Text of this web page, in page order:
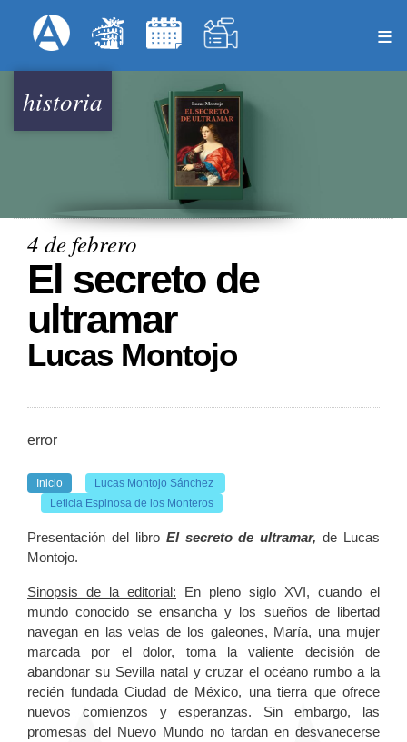
al
principal
Menú Superior
historia
4 de febrero
El secreto de
ultramar
Lucas Montojo
error
Inicio
Lucas Montojo Sánchez
Leticia Espinosa de los Monteros
Presentación del libro El secreto de ultramar, de Lucas
Montojo.
Sinopsis de la editorial: En pleno siglo XVI, cuando el
mundo conocido se ensancha y los sueños de libertad
navegan en las velas de los galeones, María, una mujer
marcada por el dolor, toma la valiente decisión de
abandonar su Sevilla natal y cruzar el océano rumbo a la
recién fundada Ciudad de México, una tierra que ofrece
nuevos comienzos y esperanzas. Sin embargo, las
promesas del Nuevo Mundo no tardan en desvanecerse